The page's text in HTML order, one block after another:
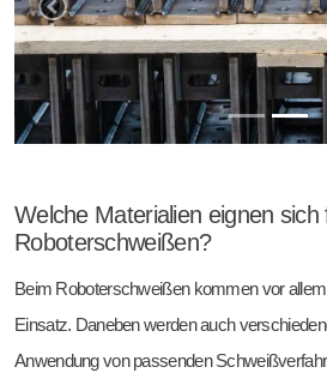
Vorherige
Welche Materialien eignen sich
Roboterschweißen?
Beim Roboterschweißen kommen vor
Einsatz. Daneben werden auch
Anwendung von passenden